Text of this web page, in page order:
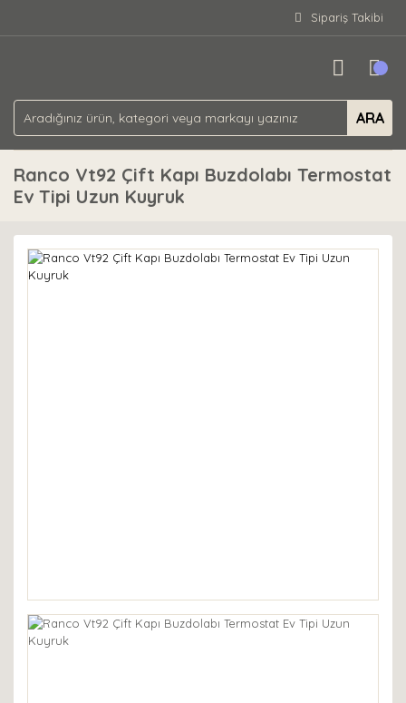
Sipariş Takibi
ARA
Ranco Vt92 Çift Kapı Buzdolabı Termostat
Ev Tipi Uzun Kuyruk